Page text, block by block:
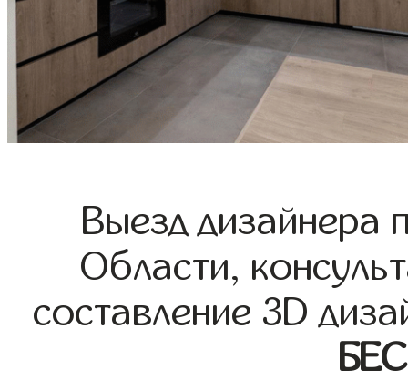
Выезд дизайнера
Области,
составление 3D